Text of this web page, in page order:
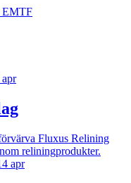
EMTF
apr
Fluxus Relining
reliningprodukter.
apr